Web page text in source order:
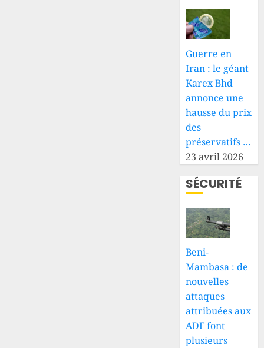
Guerre en
Iran : le géant
Karex Bhd
annonce une
hausse du prix
des
préservatifs …
23 avril 2026
SÉCURITÉ
Beni-
Mambasa : de
nouvelles
attaques
attribuées aux
ADF font
plusieurs